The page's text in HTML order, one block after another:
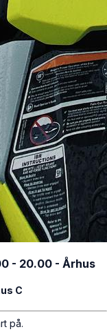
- 20.00 - Århus
C
på.